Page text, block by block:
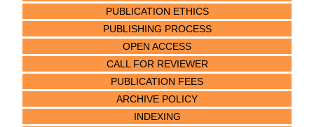
PUBLICATION ETHICS
PUBLISHING PROCESS
OPEN ACCESS
CALL FOR REVIEWER
PUBLICATION FEES
ARCHIVE POLICY
INDEXING